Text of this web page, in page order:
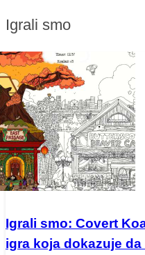
Igrali smo
Igrali smo: Covert
igra koja dokazuje